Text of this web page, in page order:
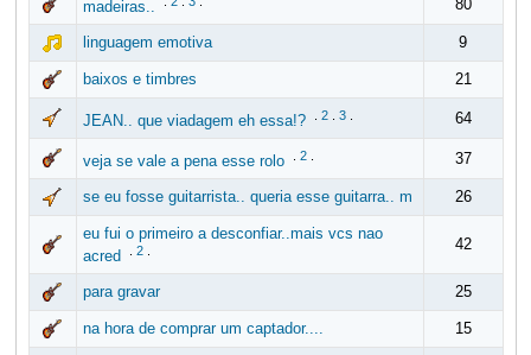
madeiras.. 80
linguagem emotiva 9
baixos e timbres 21
JEAN.. que viadagem eh essa!? 2. 3. 64
veja se vale a pena esse rolo 2. 37
se eu fosse guitarrista.. queria esse guitarra.. m 26
eu fui o primeiro a desconfiar..mais vcs nao
acred
2. 42
para gravar 25
na hora de comprar um captador.... 15